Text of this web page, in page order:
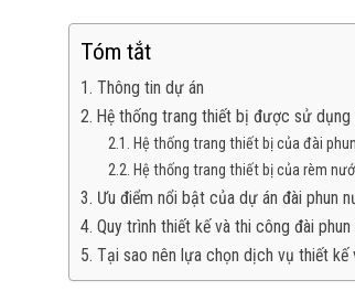
Tóm tắt
1. Thông tin dự án
2. Hệ thống trang thiết bị được sử
2.1. Hệ thống trang thiết bị của đài
2.2. Hệ thống trang thiết bị của rèm
3. Ưu điểm nổi bật của dự án đài phun
4. Quy trình thiết kế và thi công đài
5. Tại sao nên lựa chọn dịch vụ thiết